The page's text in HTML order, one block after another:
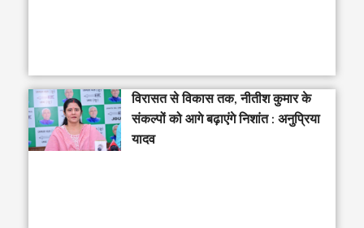
विरासत से विकास तक, नीतीश कुमार के
संकल्पों को आगे बढ़ाएंगे निशांत : अनुप्रिया
यादव